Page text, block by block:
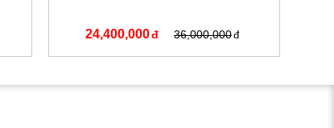
24,400,000 36,000,000